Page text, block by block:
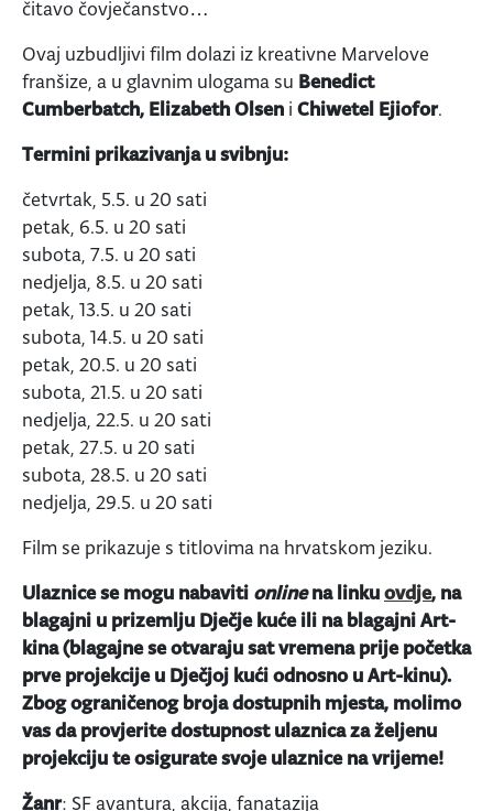
čitavo čovječanstvo…
Ovaj uzbudljivi film dolazi iz kreativne Marvelove
franšize, a u glavnim ulogama su Benedict
Cumberbatch, Elizabeth Olsen i Chiwetel Ejiofor.
Termini prikazivanja u svibnju:
četvrtak, 5.5. u 20 sati
petak, 6.5. u 20 sati
subota, 7.5. u 20 sati
nedjelja, 8.5. u 20 sati
petak, 13.5. u 20 sati
subota, 14.5. u 20 sati
petak, 20.5. u 20 sati
subota, 21.5. u 20 sati
nedjelja, 22.5. u 20 sati
petak, 27.5. u 20 sati
subota, 28.5. u 20 sati
nedjelja, 29.5. u 20 sati
Film se prikazuje s titlovima na hrvatskom jeziku.
Ulaznice se mogu nabaviti onlinena linkuovdje, na
blagajni u prizemlju Dječje kuće ili na blagajni Art-
kina (blagajne se otvaraju sat vremena prije početka
prve projekcije u Dječjoj kući odnosno u Art-kinu).
Zbog ograničenog broja dostupnih mjesta, molimo
vas da provjerite dostupnost ulaznica za željenu
projekciju te osigurate svoje ulaznice na vrijeme!
Žanr: SF avantura, akcija, fanatazija